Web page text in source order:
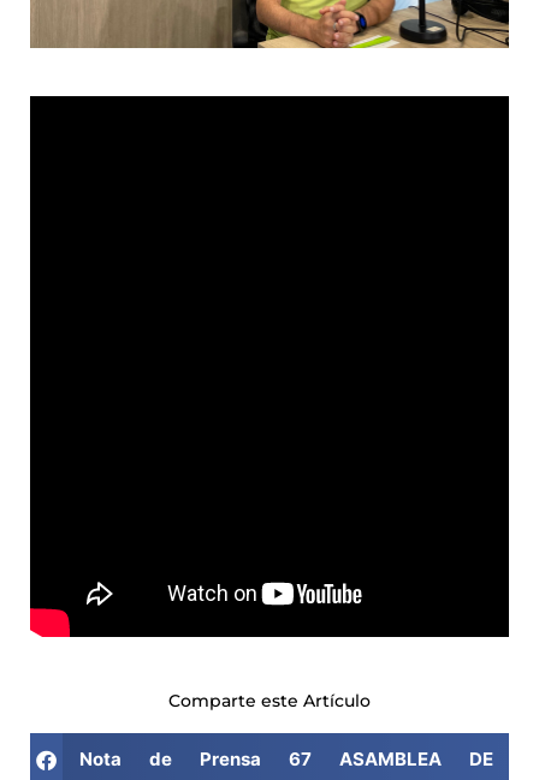
Comparte este Artículo
Nota de Prensa 67 ASAMBLEA DE